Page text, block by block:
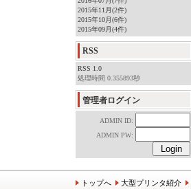
2015年11月(2件)
2015年10月(6件)
2015年09月(4件)
RSS
RSS 1.0
処理時間 0.355893秒
管理者ログイン
ADMIN ID:
ADMIN PW:
トップへ 大型プリンタ紹介